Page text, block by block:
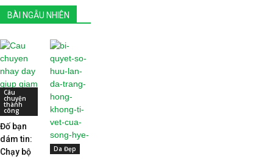
BÀI NGẪU NHIÊN
Câu
chuyện
thành
công
Đố bạn
dám tin:
Chạy bộ
Da Đẹp